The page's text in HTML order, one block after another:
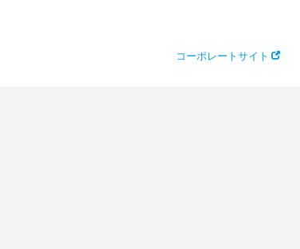
コーポレートサイト